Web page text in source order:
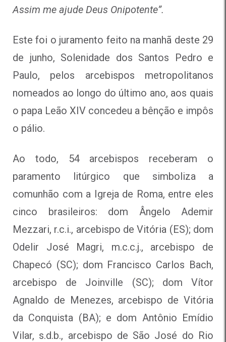
Assim me ajude Deus Onipotente”.
Este foi o juramento feito na manhã deste 29
de junho, Solenidade dos Santos Pedro e
Paulo, pelos arcebispos metropolitanos
nomeados ao longo do último ano, aos quais
o papa Leão XIV concedeu a bênção e impôs
o pálio.
Ao todo, 54 arcebispos receberam o
paramento litúrgico que simboliza a
comunhão com a Igreja de Roma, entre eles
cinco brasileiros: dom Ângelo Ademir
Mezzari, r.c.i., arcebispo de Vitória (ES); dom
Odelir José Magri, m.c.c.j., arcebispo de
Chapecó (SC); dom Francisco Carlos Bach,
arcebispo de Joinville (SC); dom Vítor
Agnaldo de Menezes, arcebispo de Vitória
da Conquista (BA); e dom Antônio Emídio
Vilar, s.d.b., arcebispo de São José do Rio